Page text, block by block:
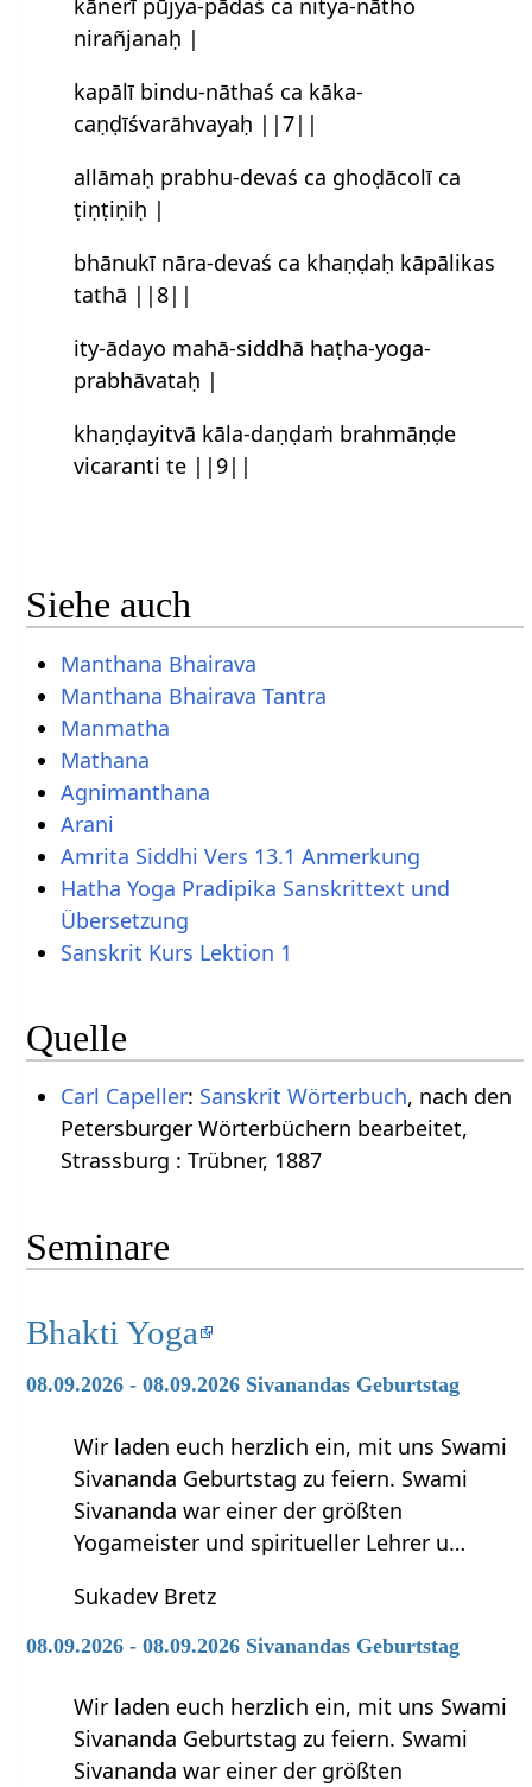
kānerī pūjya-pādaś ca nitya-nātho
nirañjanaḥ |
kapālī bindu-nāthaś ca kāka-
caṇḍīśvarāhvayaḥ ||7||
allāmaḥ prabhu-devaś ca ghoḍācolī ca
ṭiṇṭiṇiḥ |
bhānukī nāra-devaś ca khaṇḍaḥ kāpālikas
tathā ||8||
ity-ādayo mahā-siddhā haṭha-yoga-
prabhāvataḥ |
khaṇḍayitvā kāla-daṇḍaṁ brahmāṇḍe
vicaranti te ||9||
Siehe auch
Manthana Bhairava
Manthana Bhairava Tantra
Manmatha
Mathana
Agnimanthana
Arani
Amrita Siddhi Vers 13.1 Anmerkung
Hatha Yoga Pradipika Sanskrittext und
Übersetzung
Sanskrit Kurs Lektion 1
Quelle
Carl Capeller: Sanskrit Wörterbuch, nach den
Petersburger Wörterbüchern bearbeitet,
Strassburg : Trübner, 1887
Seminare
Bhakti Yoga
08.09.2026 - 08.09.2026 Sivanandas Geburtstag
Wir laden euch herzlich ein, mit uns Swami
Sivananda Geburtstag zu feiern. Swami
Sivananda war einer der größten
Yogameister und spiritueller Lehrer u…
Sukadev Bretz
08.09.2026 - 08.09.2026 Sivanandas Geburtstag
Wir laden euch herzlich ein, mit uns Swami
Sivananda Geburtstag zu feiern. Swami
Sivananda war einer der größten